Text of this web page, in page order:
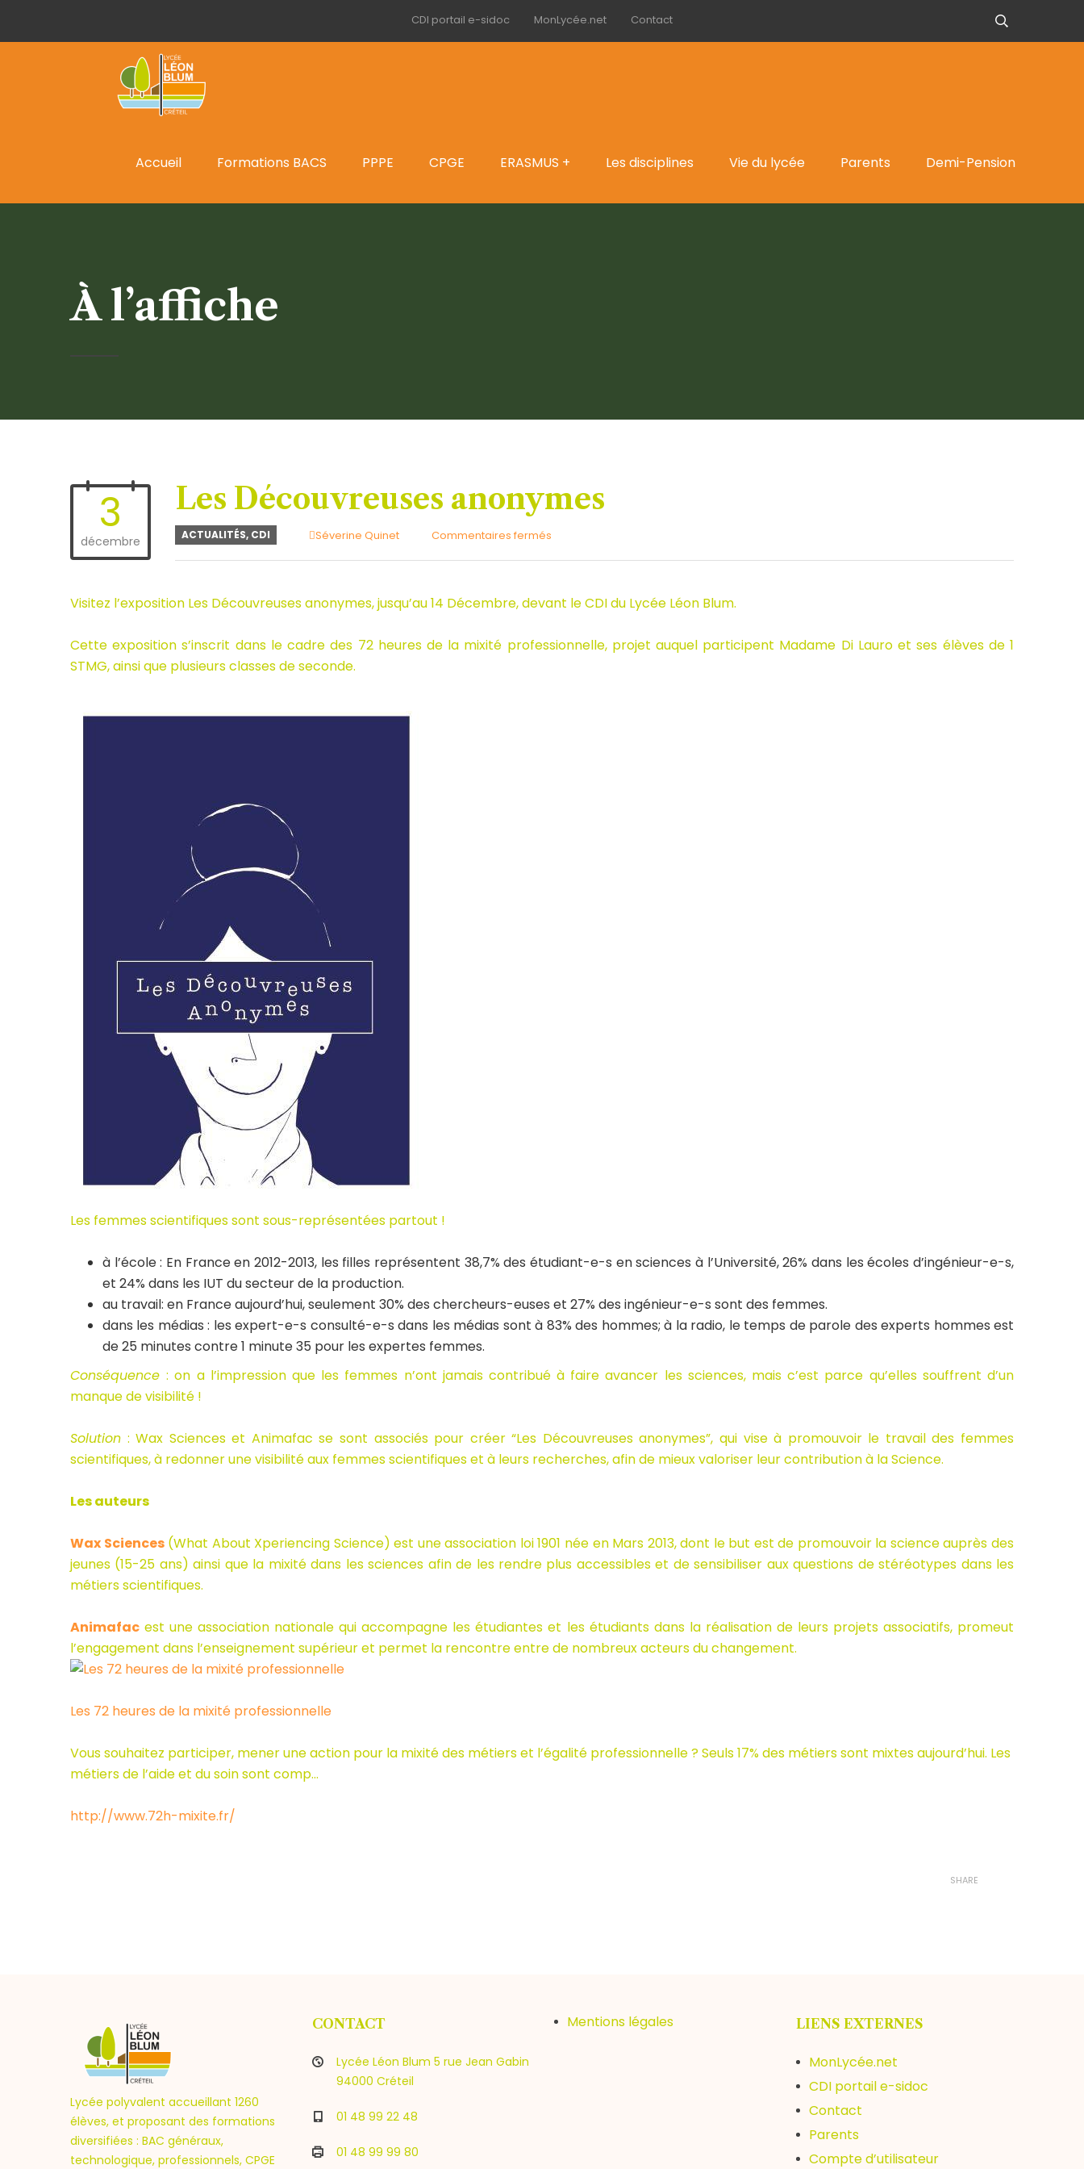
CDI portail e-sidoc MonLycée.net Contact
Accueil Formations BACS PPPE CPGE ERASMUS + Les disciplines Vie du lycée Parents Demi-Pension
À l’affiche
3
décembre
Les Découvreuses anonymes
ACTUALITÉS, CDI Author
Séverine Quinet Commentaires fermés
anonymes
Visitez l’exposition Les Découvreuses anonymes, jusqu’au 14 Décembre, devant le CDI du Lycée Léon Blum.
Cette exposition s’inscrit dans le cadre des 72 heures de la mixité professionnelle, projet auquel participent Madame Di Lauro et ses élèves de 1
STMG, ainsi que plusieurs classes de seconde.
Les femmes scientifiques sont sous-représentées partout !
à l’école : En France en 2012-2013, les filles représentent 38,7% des étudiant-e-s en sciences à l’Université, 26% dans les écoles d’ingénieur-e-s,
et 24% dans les IUT du secteur de la production.
au travail: en France aujourd’hui, seulement 30% des chercheurs-euses et 27% des ingénieur-e-s sont des femmes.
dans les médias : les expert-e-s consulté-e-s dans les médias sont à 83% des hommes; à la radio, le temps de parole des experts hommes est
de 25 minutes contre 1 minute 35 pour les expertes femmes.
Conséquence: on a l’impression que les femmes n’ont jamais contribué à faire avancer les sciences, mais c’est parce qu’elles souffrent d’un
manque de visibilité !
Solution : Wax Sciences et Animafac se sont associés pour créer “Les Découvreuses anonymes”, qui vise à promouvoir le travail des femmes
scientifiques, à redonner une visibilité aux femmes scientifiques et à leurs recherches, afin de mieux valoriser leur contribution à la Science.
Les auteurs
Wax Sciences(What About Xperiencing Science) est une association loi 1901 née en Mars 2013, dont le but est de promouvoir la science auprès des
jeunes (15-25 ans) ainsi que la mixité dans les sciences afin de les rendre plus accessibles et de sensibiliser aux questions de stéréotypes dans les
métiers scientifiques.
Animafac est une association nationale qui accompagne les étudiantes et les étudiants dans la réalisation de leurs projets associatifs, promeut
l’engagement dans l’enseignement supérieur et permet la rencontre entre de nombreux acteurs du changement.
Les 72 heures de la mixité professionnelle
Vous souhaitez participer, mener une action pour la mixité des métiers et l’égalité professionnelle ? Seuls 17% des métiers sont mixtes aujourd’hui. Les
métiers de l’aide et du soin sont comp…
http://www.72h-mixite.fr/
SHARE
Lycée polyvalent accueillant 1260
élèves, et proposant des formations
diversifiées : BAC généraux,
technologique, professionnels, CPGE
CONTACT
Lycée Léon Blum 5 rue Jean Gabin
94000 Créteil
01 48 99 22 48
01 48 99 99 80
Mentions légales LIENS EXTERNES
MonLycée.net
CDI portail e-sidoc
Contact
Parents
Compte d’utilisateur